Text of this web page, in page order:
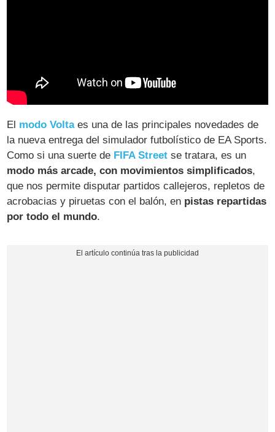
El modo Voltaes una de las principales novedades de
la nueva entrega del simulador futbolístico de EA Sports.
Como si una suerte de FIFA Street se tratara, es un
modo más arcade, con movimientos simplificados,
que nos permite disputar partidos callejeros, repletos de
acrobacias y piruetas con el balón, en pistas repartidas
por todo el mundo.